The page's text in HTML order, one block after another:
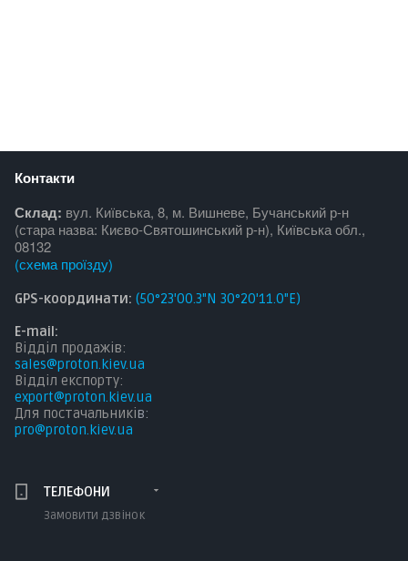
Контакти
Склад: вул. Київська, 8, м. Вишневе, Бучанський р-н
(стара назва: Києво-Святошинський р-н), Київська обл.,
08132
(схема проїзду)
GPS-координати: (50°23'00.3"N 30°20'11.0"E)
E-mail:
Відділ продажів:
sales@proton.kiev.ua
Відділ експорту:
export@proton.kiev.ua
Для постачальників:
pro@proton.kiev.ua
ТЕЛЕФОНИ
Замовити дзвінок